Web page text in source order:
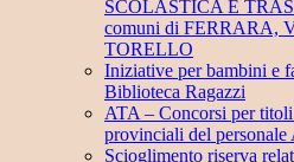
SCOLASTICA E
comuni di FERRARA,
TORELLO
Iniziative per bambini e
Biblioteca Ragazzi
ATA – Concorsi per titoli
provinciali del
Scioglimento riserva